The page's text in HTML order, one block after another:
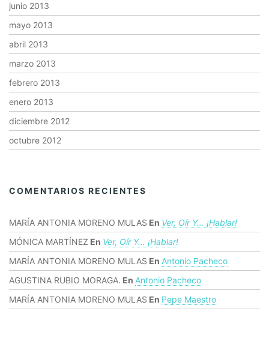
junio 2013
mayo 2013
abril 2013
marzo 2013
febrero 2013
enero 2013
diciembre 2012
octubre 2012
COMENTARIOS RECIENTES
MARÍA ANTONIA MORENO MULAS En Ver, Oír Y… ¡hablar!
MÓNICA MARTÍNEZ En Ver, Oír Y… ¡hablar!
MARÍA ANTONIA MORENO MULAS En Antonio Pacheco
AGUSTINA RUBIO MORAGA. En Antonio Pacheco
MARÍA ANTONIA MORENO MULAS En Pepe Maestro